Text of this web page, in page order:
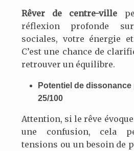
Rêver de centre-ville
réflexion profonde
sociales, votre énergie
C’est une chance de
retrouver un équilibre.
Potentiel de dissonance
25/100
Attention, si le rêve
une confusion, cela
tensions ou un besoin de